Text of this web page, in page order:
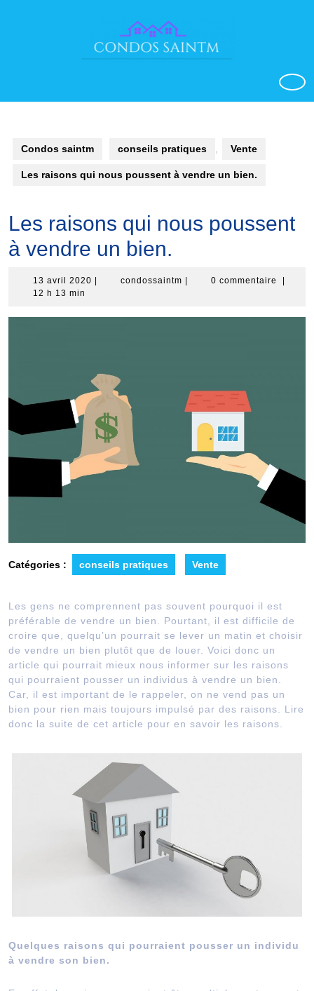
Condos saintm conseils pratiques Vente
Les raisons qui nous poussent à vendre un bien.
Les raisons qui nous poussent
à vendre un bien.
13 avril 2020 13
condossaintm condossaintm
0 commentaire
12 h 13 min
Catégories : conseils pratiques Vente
Les gens ne comprennent pas souvent pourquoi il est
préférable de vendre un bien. Pourtant, il est difficile de
croire que, quelqu’un pourrait se lever un matin et choisir
de vendre un bien plutôt que de louer. Voici donc un
article qui pourrait mieux nous informer sur les raisons
qui pourraient pousser un individus à vendre un bien.
Car, il est important de le rappeler, on ne vend pas un
bien pour rien mais toujours impulsé par des raisons. Lire
donc la suite de cet article pour en savoir les raisons.
Quelques raisons qui pourraient pousser un individu
à vendre son bien.